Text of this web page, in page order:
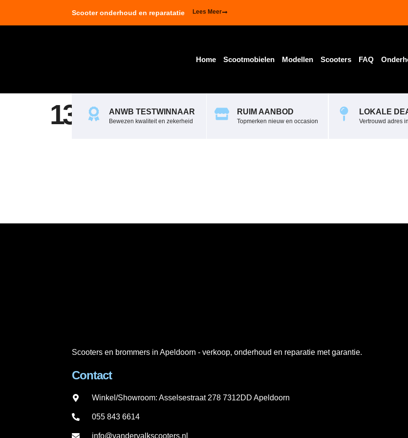
Scooter onderhoud en reparatatie Lees Meer
Home Scootmobielen Modellen Scooters FAQ
ANWB TESTWINNAAR
Bewezen kwaliteit en zekerheid
RUIM AANBOD
Topmerken nieuw en occasion
LOKALE
Vertrouwd adres
136530_2
Scooters en brommers in Apeldoorn - verkoop, onderhoud en reparatie met garantie.
Contact
Winkel/Showroom: Asselsestraat 278 7312DD Apeldoorn
055 843 6614
info@vandervalkscooters.nl